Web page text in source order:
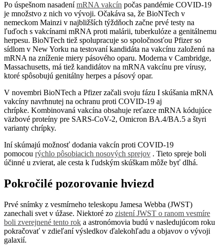
Po úspešnom nasadenímRNA vakcín počas pandémie COVID-19
je množstvo z nich vo vývoji. Očakáva sa, že BioNTech v
nemeckom Mainzi v najbližších týždňoch začne prvé testy na
ľuďoch s vakcínami mRNA proti malárii, tuberkulóze a genitálnemu
herpesu. BioNTech tiež spolupracuje so spoločnosťou Pfizer so
sídlom v New Yorku na testovaní kandidáta na vakcínu založenú na
mRNA na zníženie miery pásového oparu. Moderna v Cambridge,
Massachusetts, má tiež kandidátov na mRNA vakcínu pre vírusy,
ktoré spôsobujú genitálny herpes a pásový opar.
V novembri BioNTech a Pfizer začali svoju fázu I skúšania mRNA
vakcíny navrhnutej na ochranu proti COVID-19 aj
chrípke. Kombinovaná vakcína obsahuje reťazce mRNA kódujúce
väzbové proteíny pre SARS-CoV-2, Omicron BA.4/BA.5 a štyri
varianty chrípky.
Iní skúmajú možnosť dodania vakcín proti COVID-19
pomocou rýchlo pôsobiacich nosových sprejov . Tieto spreje boli
účinné u zvierat, ale cesta k ľudským skúškam môže byť dlhá.
Pokročilé pozorovanie hviezd
Prvé snímky z vesmírneho teleskopu Jamesa Webba (JWST)
zanechali svet v úžase. Niektoré zo zistení JWST o ranom vesmíre
boli zverejnené tento rok a astronómovia budú v nasledujúcom roku
pokračovať v zdieľaní výsledkov ďalekohľadu a objavov o vývoji
galaxií.